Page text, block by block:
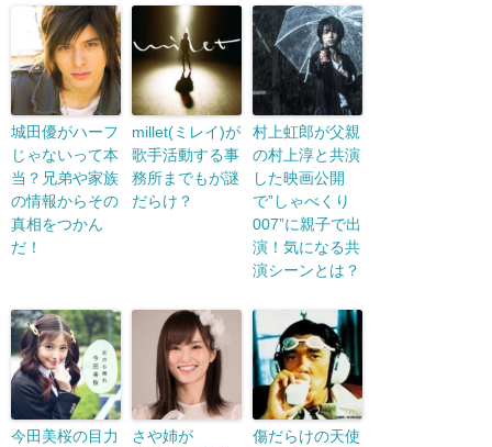
城田優がハーフ
じゃないって本
当？兄弟や家族
の情報からその
真相をつかん
だ！
millet(ミレイ)が
歌手活動する事
務所までもが謎
だらけ？
村上虹郎が父親
の村上淳と共演
した映画公開
で”しゃべくり
007”に親子で出
演！気になる共
演シーンとは？
今田美桜の目力
さや姉が
傷だらけの天使